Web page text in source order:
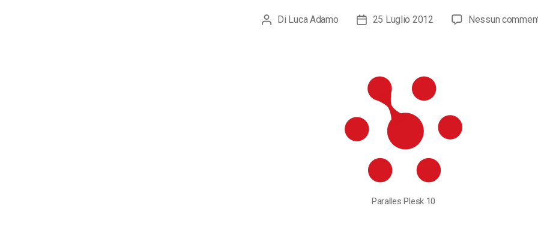
Autore
Di Luca Adamo
Data25 Luglio 2012 Nessun
Paralles Plesk 10